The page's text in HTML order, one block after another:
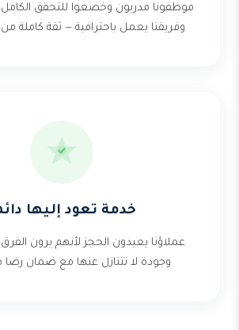
موظفونا مدربون وخضعوا للتحقق
وفريقنا يعمل باحترافية — ثقة كاملة من
خدمة تعود إليها
عملاؤنا يعيدون الحجز لأنهم يرون
وجودة لا تتنازل عنها مع ضمان رضا